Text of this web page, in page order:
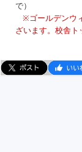
で）
※ゴールデンウ
ざいます。校舎